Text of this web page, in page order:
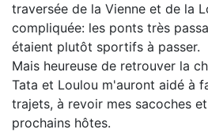
traversée de la Vienne et de la
compliquée: les ponts très
étaient plutôt sportifs à passer.
Mais heureuse de retrouver la
Tata et Loulou m'auront aidé à
trajets, à revoir mes sacoches
prochains hôtes.